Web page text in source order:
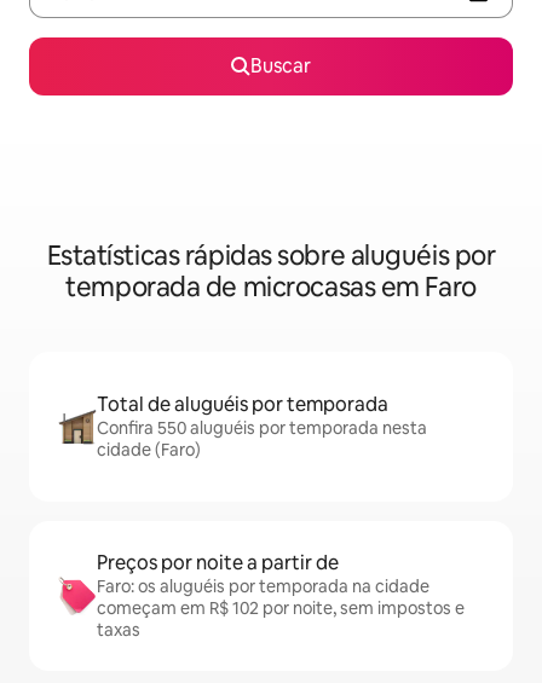
Buscar
Estatísticas rápidas sobre aluguéis por
temporada de microcasas em Faro
Total de aluguéis por temporada
Confira 550 aluguéis por temporada nesta
cidade (Faro)
Preços por noite a partir de
Faro: os aluguéis por temporada na cidade
começam em R$ 102 por noite, sem impostos e
taxas